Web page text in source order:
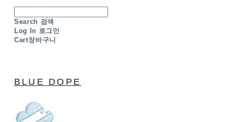
Search 검색
Log In 로그인
Cart장바구니
BLUE DOPE